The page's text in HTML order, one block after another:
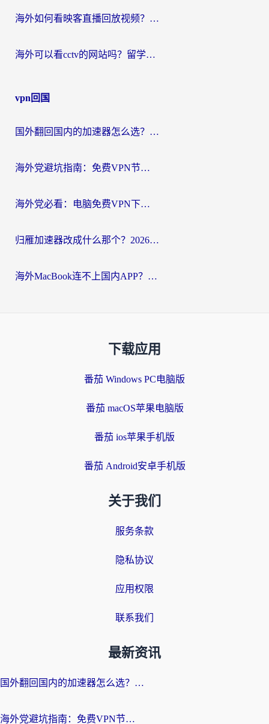
海外如何看映客直播回放视频？这份攻略帮你搞定（附腾讯优酷观看技巧）
海外可以看cctv的网站吗？留学生亲测有效的回国追剧方案
vpn回国
国外翻回国内的加速器怎么选？海外党亲测实用指南，告别地域限制
海外党避坑指南：免费VPN节点真的靠谱吗？教你选对回国加速器无缝访问国内资源
海外党必看：电脑免费VPN下载指南+回国加速器选择全攻略，告别地区限制
归雁加速器改成什么那个？2026海外党回国加速全攻略：告别地区限制，轻松刷剧玩游戏
海外MacBook连不上国内APP？选对回国VPN，告别地区限制的烦恼
下载应用
番茄 Windows PC电脑版
番茄 macOS苹果电脑版
番茄 ios苹果手机版
番茄 Android安卓手机版
关于我们
服务条款
隐私协议
应用权限
联系我们
最新资讯
国外翻回国内的加速器怎么选？海外党亲测实用指南，告别地域限制
海外党避坑指南：免费VPN节点真的靠谱吗？教你选对回国加速器无缝访问国内资源